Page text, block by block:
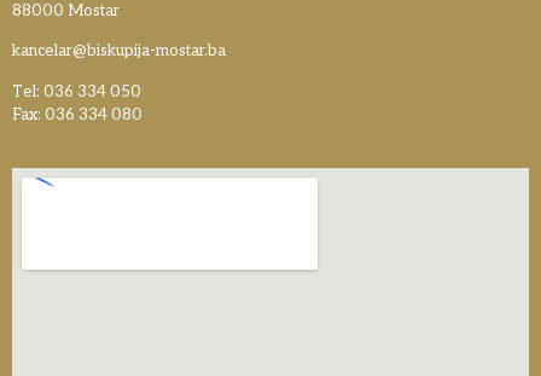
88000 Mostar
kancelar@biskupija-mostar.ba
Tel: 036 334 050
Fax: 036 334 080